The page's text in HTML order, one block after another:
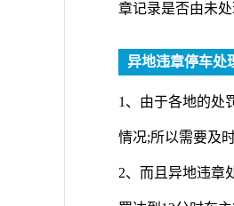
章记录是否由未
异地违章停车处
1、由于各地的处
情况;所以需要及时
2、而且异地违章